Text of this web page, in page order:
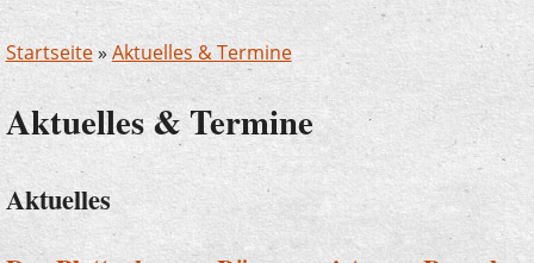
Startseite»Aktuelles & Termine
Aktuelles & Termine
Aktuelles